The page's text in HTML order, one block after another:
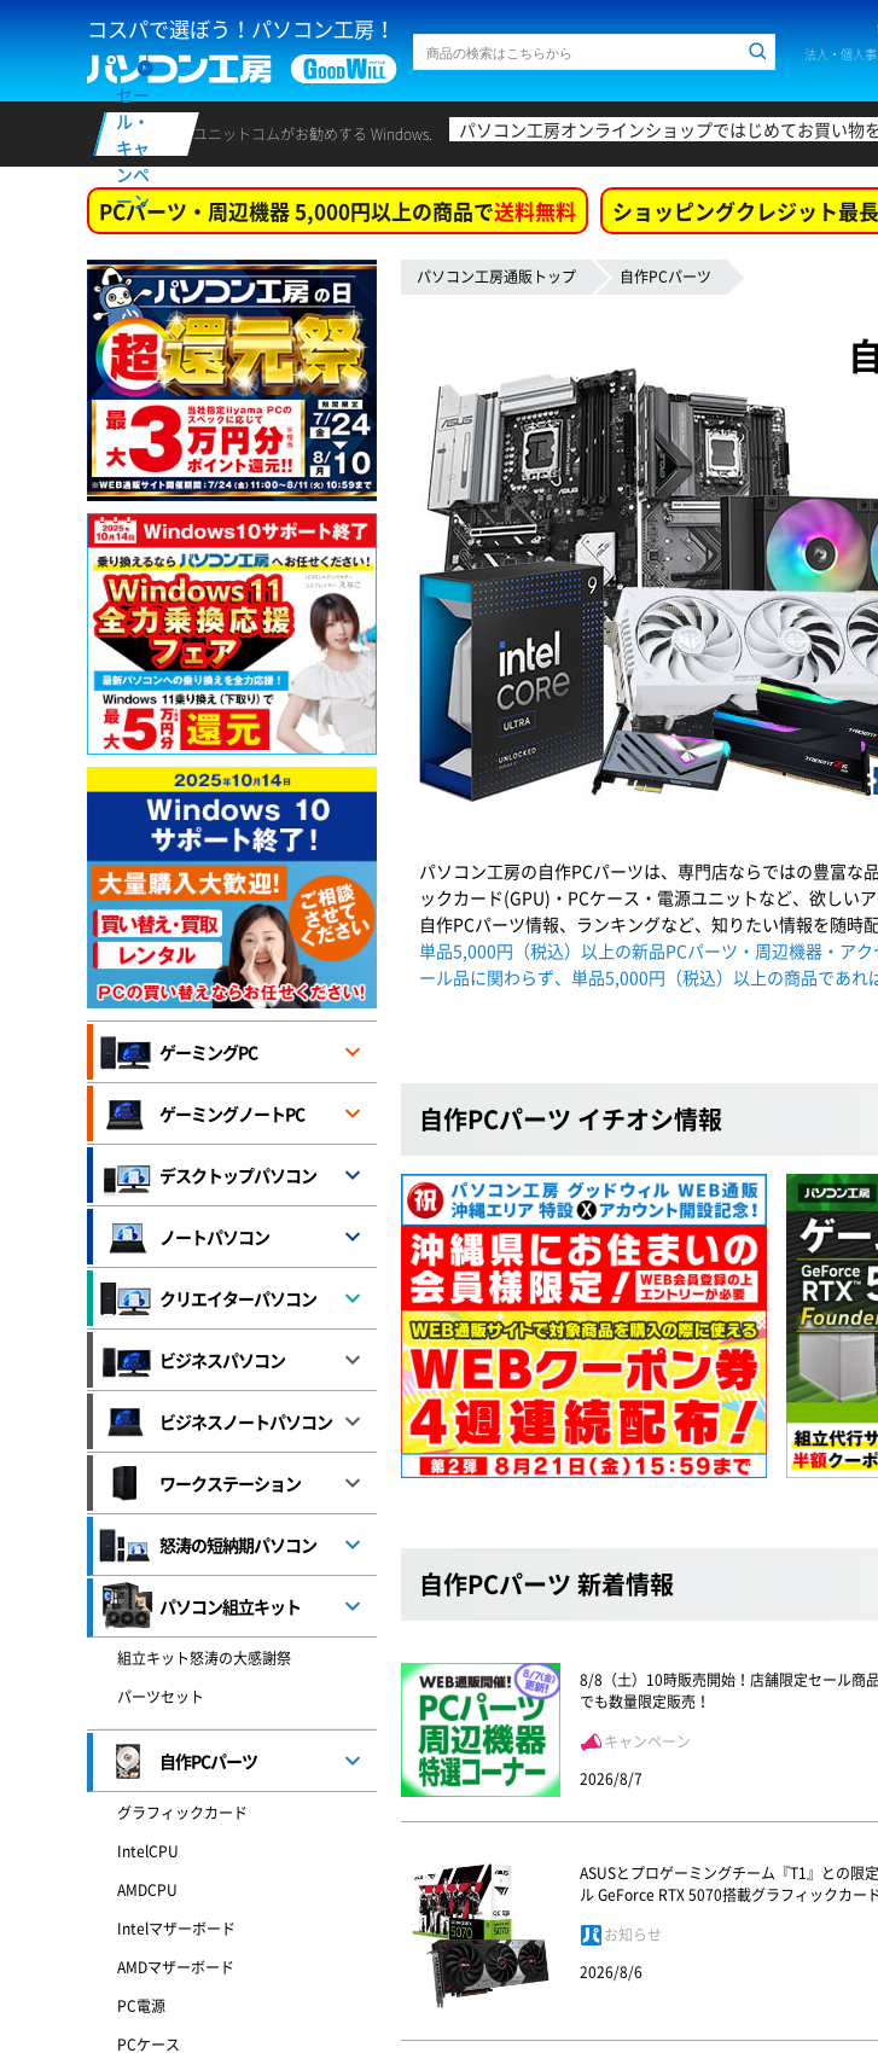
コスパで選ぼう！パソコン工房！
法人・個人
セー
ル・
キャ
ンペ
ーン
ユニットコムがお勧めする Windows. パソコン工房オンラインショップではじめてお買い物
PCパーツ・周辺機器 5,000円以上の商品で送料無料 ショッピングクレジット最
パソコン工房通販トップ 自作PCパーツ
パソコン工房の自作PCパーツは、専門店ならではの豊富な
ックカード(GPU)・PCケース・電源ユニットなど、欲しい
自作PCパーツ情報、ランキングなど、知りたい情報を随時
単品5,000円（税込）以上の新品PCパーツ・周辺機器・ア
ール品に関わらず、単品5,000円（税込）以上の商品であれ
自作PCパーツ イチオシ情報
自作PCパーツ 新着情報
8/8（土）10時販売開始！店舗限定セール商
でも数量限定販売！
キャンペーン
2026/8/7
ASUSとプロゲーミングチーム『T1』との限
ル GeForce RTX 5070搭載グラフィックカー
お知らせ
2026/8/6
ゲーミングPC
ゲーミングノートPC
デスクトップパソコン
ノートパソコン
クリエイターパソコン
ビジネスパソコン
ビジネスノートパソコン
ワークステーション
怒涛の短納期パソコン
パソコン組立キット
組立キット怒涛の大感謝祭
パーツセット
自作PCパーツ
グラフィックカード
IntelCPU
AMDCPU
Intelマザーボード
AMDマザーボード
PC電源
PCケース